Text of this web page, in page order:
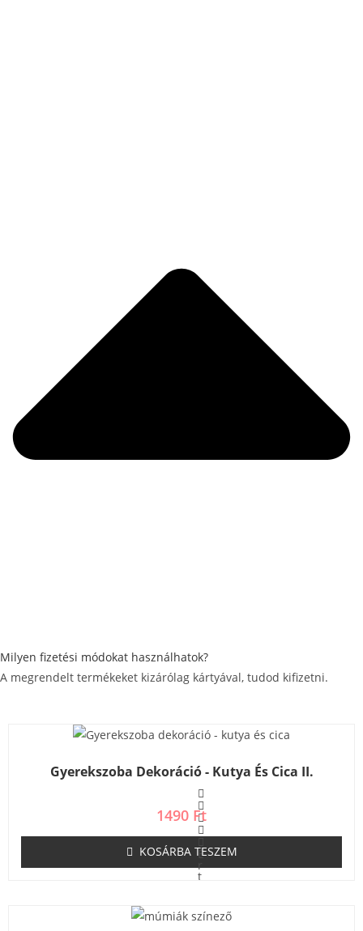
Milyen fizetési módokat használhatok?
A megrendelt termékeket kizárólag kártyával, tudod kifizetni.
Gyerekszoba Dekoráció - Kutya És Cica II.
É
r
t
e
l
1490 Ft
KOSÁRBA TESZEM